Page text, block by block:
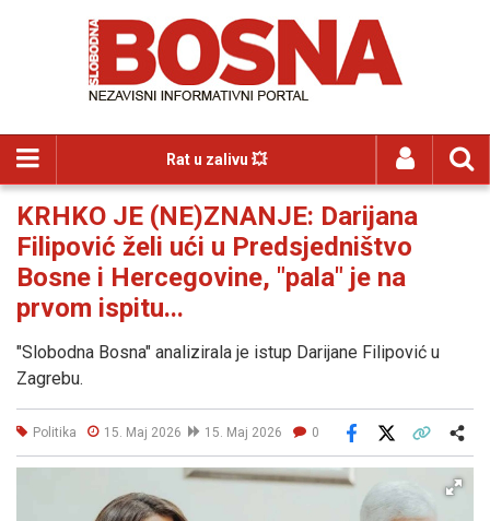
Rat u zalivu 💥
KRHKO JE (NE)ZNANJE: Darijana
Filipović želi ući u Predsjedništvo
Bosne i Hercegovine, "pala" je na
prvom ispitu...
"Slobodna Bosna" analizirala je istup Darijane Filipović u
Zagrebu.
Politika 15. Maj 2026 15. Maj 2026 0
Facebook